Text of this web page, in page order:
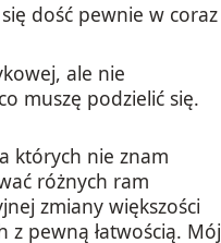
dość pewnie w coraz
ale nie
muszę podzielić się.
których nie znam
różnych ram
zmiany większości
z pewną łatwością. Mój